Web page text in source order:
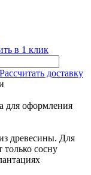
в 1 клик
Рассчитать доставку
для оформления
древесины. Для
сосну